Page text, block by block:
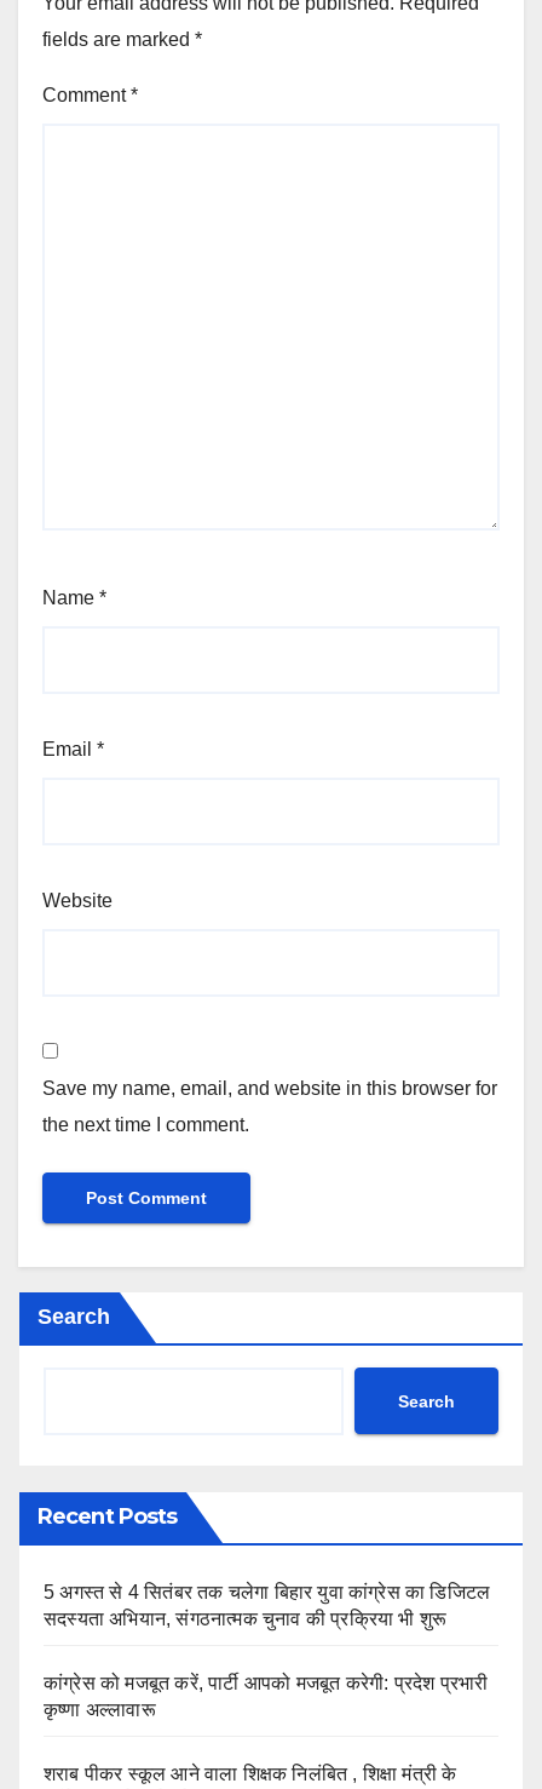
fields are marked *
Comment*
Name *
Email *
Website
Save my name, email, and website in this browser for
the next time I comment.
Search
Search
Recent Posts
5 अगस्त से 4 सितंबर तक चलेगा बिहार युवा कांग्रेस का डिजिटल
सदस्यता अभियान, संगठनात्मक चुनाव की प्रक्रिया भी शुरू
कांग्रेस को मजबूत करें, पार्टी आपको मजबूत करेगी: प्रदेश प्रभारी
कृष्णा अल्लावारू
शराब पीकर स्कूल आने वाला शिक्षक निलंबित , शिक्षा मंत्री के